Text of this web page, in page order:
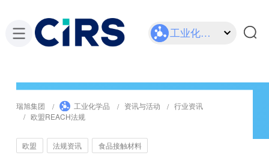
工业化学品
瑞旭集团 工业化学品 资讯与活动
行业资讯
欧盟REACH法规
欧盟 法规资讯 食品接触材料